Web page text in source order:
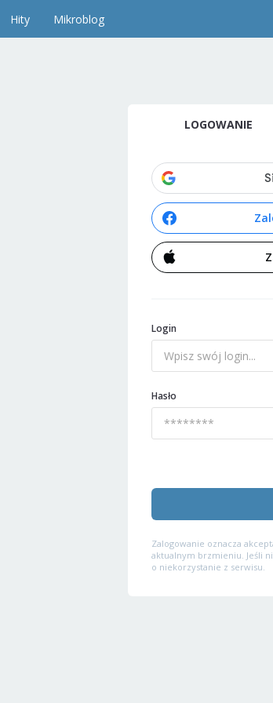
Hity Mikroblog
LOGOWANIE
Login
Hasło
Zalogowanie oznacza
aktualnym brzmieniu. Jeśli
o niekorzystanie z serwisu.